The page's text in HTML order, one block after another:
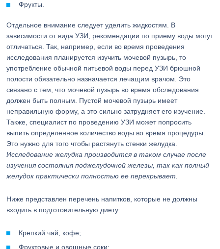
Фрукты.
Отдельное внимание следует уделить жидкостям. В
зависимости от вида УЗИ, рекомендации по приему воды могут
отличаться. Так, например, если во время проведения
исследования планируется изучить мочевой пузырь, то
употребление обычной питьевой воды перед УЗИ брюшной
полости обязательно назначается лечащим врачом. Это
связано с тем, что мочевой пузырь во время обследования
должен быть полным. Пустой мочевой пузырь имеет
неправильную форму, а это сильно затрудняет его изучение.
Также, специалист по проведению УЗИ может попросить
выпить определенное количество воды во время процедуры.
Это нужно для того чтобы растянуть стенки желудка.
Исследование желудка производится в таком случае после
изучения состояния поджелудочной железы, так как полный
желудок практически полностью ее перекрывает.
Ниже представлен перечень напитков, которые не должны
входить в подготовительную диету:
Крепкий чай, кофе;
Фруктовые и овощные соки;